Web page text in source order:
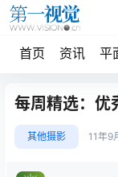
首页 资讯 平
每周精选：优
其他摄影 11年9